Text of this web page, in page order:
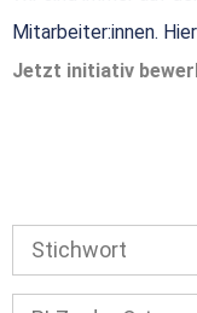
Mitarbeiter:innen.
Jetzt initiativ